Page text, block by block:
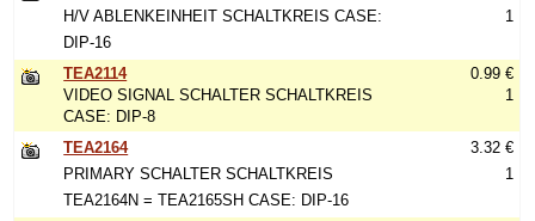
H/V ABLENKEINHEIT SCHALTKREIS CASE:
DIP-16
1
TEA2114
VIDEO SIGNAL SCHALTER SCHALTKREIS
CASE: DIP-8
0.99 €
1
TEA2164
PRIMARY SCHALTER SCHALTKREIS
TEA2164N = TEA2165SH CASE: DIP-16
3.32 €
1